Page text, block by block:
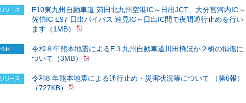
E10東九州自動車道 苅田北九州空港IC～日出JCT、大分宮河内IC～
佐伯IC E97 日出バイパス 速見IC～日出IC間で夜間通行止めを行い
ます（1MB）
令和８年熊本地震によるE３九州自動車道川田橋ほか２橋の損傷に
ついて（3MB）
令和8 年熊本地震による通行止め・災害状況等について （第6報）
（727KB）